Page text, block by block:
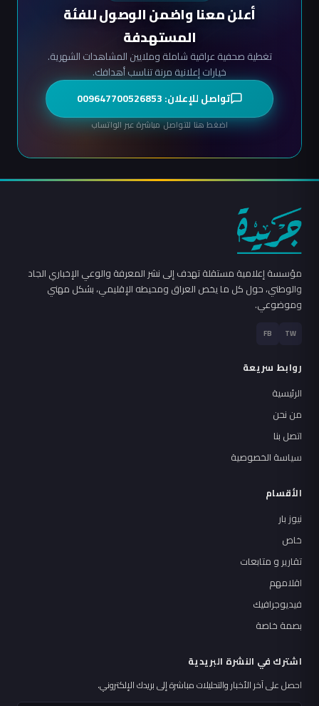
أعلن معنا واضمن الوصول للفئة
المستهدفة
تغطية صحفية عراقية شاملة وملايين المشاهدات الشهرية.
خيارات إعلانية مرنة تناسب أهدافك.
تواصل للإعلان: 009647700526853
اضغط هنا للتواصل مباشرة عبر الواتساب
مؤسسة إعلامية مستقلة تهدف إلى نشر المعرفة والوعي الإخباري الجاد
والوطني، حول كل ما يخص العراق ومحيطه الإقليمي، بشكل مهني
وموضوعي.
TW
FB
روابط سريعة
الرئيسية
من نحن
اتصل بنا
سياسة الخصوصية
الأقسام
نيوز بار
خاص
تقارير و متابعات
اقلامهم
فيديوجرافيك
بصمة خاصة
اشترك في النشرة البريدية
احصل على آخر الأخبار والتحليلات مباشرة إلى بريدك الإلكتروني.